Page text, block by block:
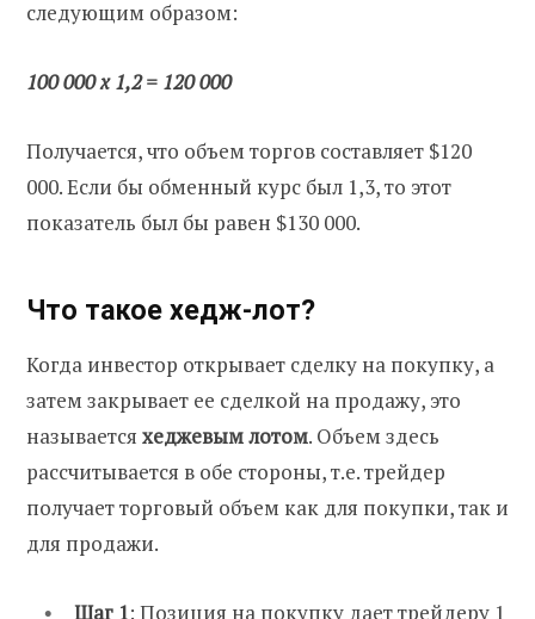
следующим образом:
100 000 x 1,2 = 120 000
Получается, что объем торгов составляет $120
000. Если бы обменный курс был 1,3, то этот
показатель был бы равен $130 000.
Что такое хедж-лот?
Когда инвестор открывает сделку на покупку, а
затем закрывает ее сделкой на продажу, это
называется хеджевым лотом. Объем здесь
рассчитывается в обе стороны, т.е. трейдер
получает торговый объем как для покупки, так и
для продажи.
Шаг 1: Позиция на покупку дает трейдеру 1